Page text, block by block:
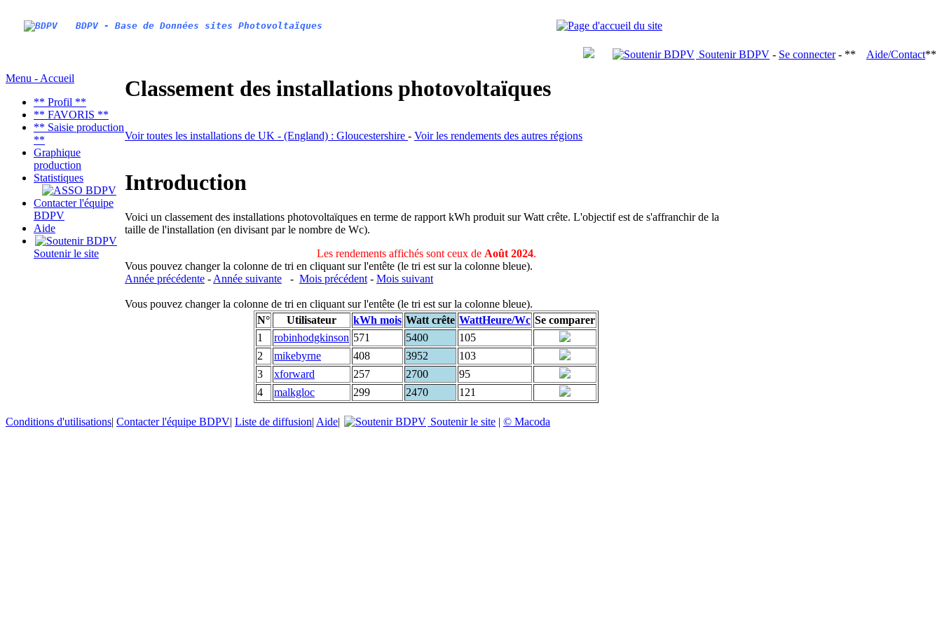
BDPV - Base de Données sites Photovoltaïques
Soutenir BDPV - Se connecter- ** Aide/Contact**
Menu - Accueil
** Profil **
** FAVORIS **
** Saisie production
**
Graphique
production
Statistiques
Contacter l'équipe
BDPV
Aide
Soutenir le site
Classement des installations photovoltaïques
Voir toutes les installations de UK - (England) : Gloucestershire - Voir les rendements des autres régions
Introduction
Voici un classement des installations photovoltaïques en terme de rapport kWh produit sur Watt crête. L'objectif est de s'affranchir de la
taille de l'installation (en divisant par le nombre de Wc).
Les rendements affichés sont ceux de Août 2024.
Vous pouvez changer la colonne de tri en cliquant sur l'entête (le tri est sur la colonne bleue).
Année précédente - Année suivante - Mois précédent - Mois suivant
Vous pouvez changer la colonne de tri en cliquant sur l'entête (le tri est sur la colonne bleue).
N°
Utilisateur kWh mois Watt crête WattHeure/Wc Se comparer
1
robinhodgkinson 571 5400
105
2
mikebyrne 408 3952
103
3
xforward 257 2700
95
4
malkgloc 299 2470 121
Conditions d'utilisations| Contacter l'équipe BDPV| Liste de diffusion| Aide| Soutenir le site | © Macoda